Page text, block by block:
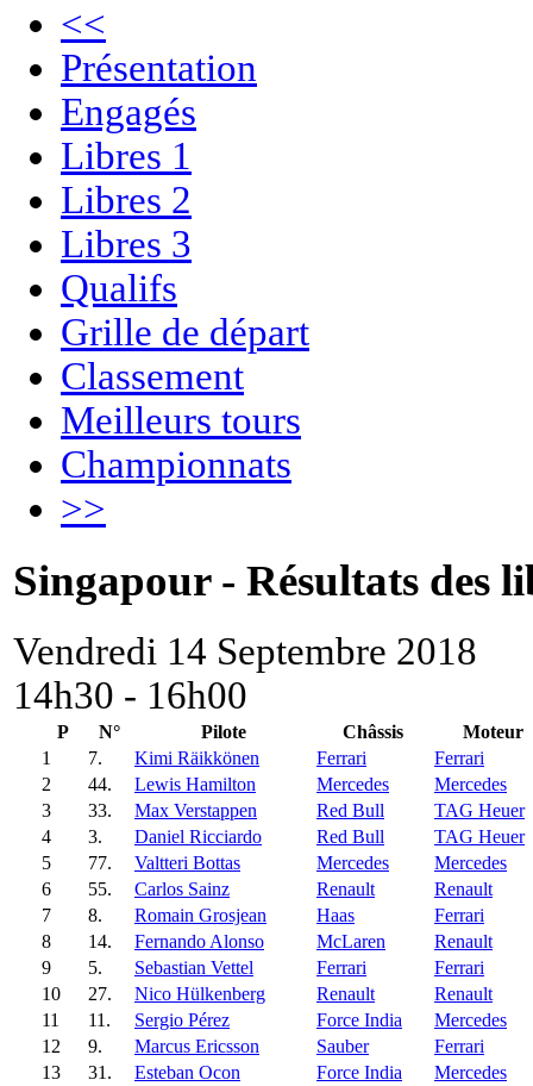
<<
Présentation
Engagés
Libres 1
Libres 2
Libres 3
Qualifs
Grille de départ
Classement
Meilleurs tours
Championnats
>>
Singapour - Résultats des
Vendredi 14 Septembre 2018
14h30 - 16h00
P N° Pilote Châssis
Moteur
1
7. Kimi Räikkönen Ferrari
Ferrari
2
44. Lewis Hamilton Mercedes
Mercedes
3
33. Max Verstappen Red Bull
TAG Heuer
4
3. Daniel Ricciardo Red Bull
TAG Heuer
5
77. Valtteri Bottas Mercedes
Mercedes
6
55. Carlos Sainz Renault
Renault
7
8. Romain Grosjean Haas
Ferrari
8
14. Fernando Alonso McLaren
Renault
9
5. Sebastian Vettel Ferrari
Ferrari
10
27. Nico Hülkenberg Renault
Renault
11
11. Sergio Pérez Force India
Mercedes
12
9. Marcus Ericsson Sauber
Ferrari
13
31. Esteban Ocon Force India
Mercedes